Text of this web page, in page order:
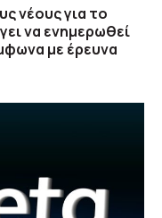
νέους για το
να ενημερωθεί
με έρευνα